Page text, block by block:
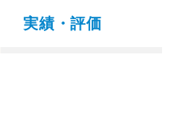
実績・評価